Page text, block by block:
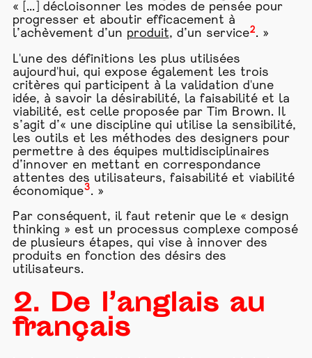
« [...] décloisonner les modes de pensée pour
progresser et aboutir efficacement à
l’achèvement d’un produit, d’un service2. »
L'une des définitions les plus utilisées
aujourd'hui, qui expose également les trois
critères qui participent à la validation d'une
idée, à savoir la désirabilité, la faisabilité et la
viabilité, est celle proposée par Tim Brown. Il
s’agit d’« une discipline qui utilise la sensibilité,
les outils et les méthodes des designers pour
permettre à des équipes multidisciplinaires
d’innover en mettant en correspondance
attentes des utilisateurs, faisabilité et viabilité
économique3. »
Par conséquent, il faut retenir que le « design
thinking » est un processus complexe composé
de plusieurs étapes, qui vise à innover des
produits en fonction des désirs des
utilisateurs.
2. De l’anglais au
français